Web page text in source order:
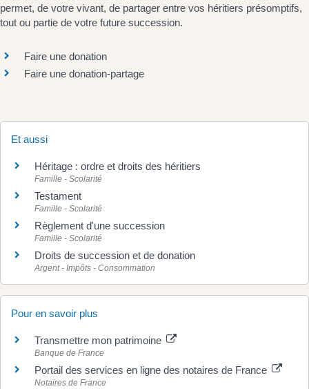
permet, de votre vivant, de partager entre vos héritiers présomptifs,
tout ou partie de votre future succession.
Faire une donation
Faire une donation-partage
Et aussi
Héritage : ordre et droits des héritiers
Famille - Scolarité
Testament
Famille - Scolarité
Règlement d'une succession
Famille - Scolarité
Droits de succession et de donation
Argent - Impôts - Consommation
Pour en savoir plus
Transmettre mon patrimoine
Banque de France
Portail des services en ligne des notaires de France
Notaires de France